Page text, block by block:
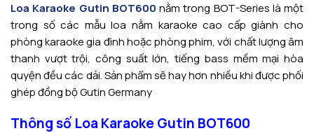
Loa Karaoke Gutin BOT600 nằm trong BOT-Series là một
trong số các mẫu loa nằm karaoke cao cấp giành cho
phòng karaoke gia đình hoặc phòng phim, với chất lượng âm
thanh vượt trội, công suất lớn, tiếng bass mềm mại hòa
quyện đều các dải. Sản phẩm sẽ hay hơn nhiều khi được phối
ghép đồng bộ Gutin Germany
Thông số Loa Karaoke Gutin BOT600